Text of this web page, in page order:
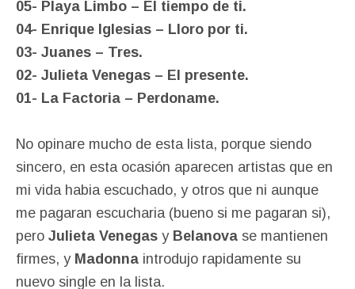
05- Playa Limbo – El tiempo de ti.
04- Enrique Iglesias – Lloro por ti.
03- Juanes – Tres.
02- Julieta Venegas – El presente.
01- La Factoria – Perdoname.
No opinare mucho de esta lista, porque siendo
sincero, en esta ocasión aparecen artistas que en
mi vida habia escuchado, y otros que ni aunque
me pagaran escucharia (bueno si me pagaran si),
pero Julieta Venegas y Belanova se mantienen
firmes, y Madonna introdujo rapidamente su
nuevo single en la lista.